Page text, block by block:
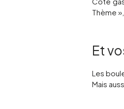
Thème
Et
Les
Mais